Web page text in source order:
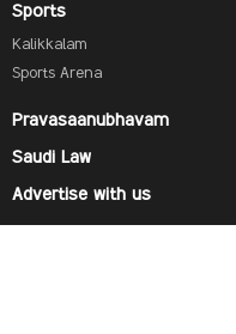
Sports
Kalikkalam
Sports Arena
Pravasaanubhavam
Saudi Law
Advertise with us